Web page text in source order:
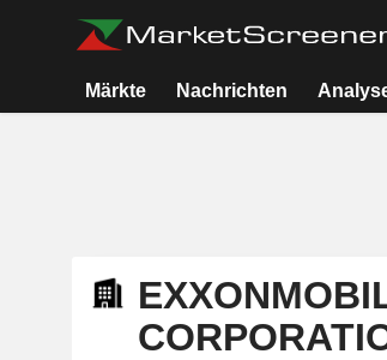
Märkte Nachrichten